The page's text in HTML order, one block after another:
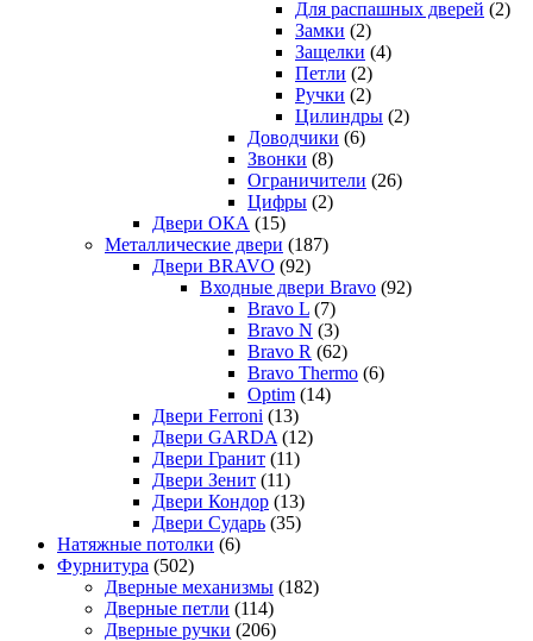
Для распашных дверей (2)
Замки (2)
Защелки (4)
Петли (2)
Ручки (2)
Цилиндры (2)
Доводчики (6)
Звонки (8)
Ограничители (26)
Цифры (2)
Двери ОКА (15)
Металлические двери (187)
Двери BRAVO (92)
Входные двери Bravo (92)
Bravo L (7)
Bravo N (3)
Bravo R (62)
Bravo Thermo (6)
Optim (14)
Двери Ferroni (13)
Двери GARDA (12)
Двери Гранит (11)
Двери Зенит (11)
Двери Кондор (13)
Двери Сударь (35)
Натяжные потолки (6)
Фурнитура (502)
Дверные механизмы (182)
Дверные петли (114)
Дверные ручки (206)